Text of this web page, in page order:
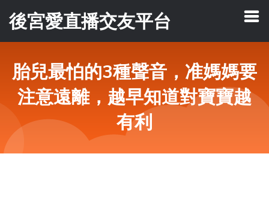
後宮愛直播交友平台
胎兒最怕的3種聲音，准媽媽要
注意遠離，越早知道對寶寶越
有利